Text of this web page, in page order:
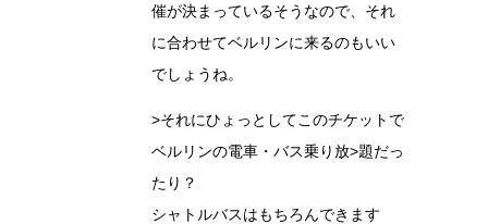
催が決まっているそうなので、それ
に合わせてベルリンに来るのもいい
でしょうね。
>それにひょっとしてこのチケットで
ベルリンの電車・バス乗り放>題だっ
たり？
シャトルバスはもちろんできます